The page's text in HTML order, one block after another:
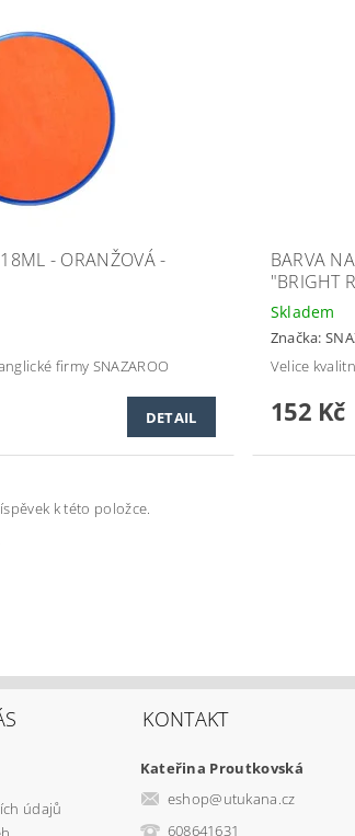
- ORANŽOVÁ -
firmy SNAZAROO
DETAIL
BARVA
"BRIGHT
Skladem
Značka:
Velice
152 Kč
k této položce.
údajů
KONTAKT
Kateřina Proutkovská
eshop@utukana.cz
608641631